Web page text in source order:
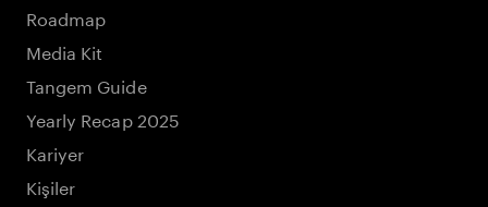
Roadmap
Media Kit
Tangem Guide
Yearly Recap 2025
Kariyer
Kişiler